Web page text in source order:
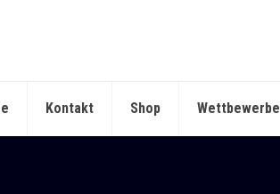
Kontakt Shop Wettbewerbe